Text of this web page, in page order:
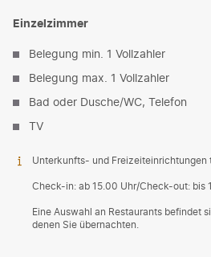
Einzelzimmer
Belegung min. 1 Vollzahler
Belegung max. 1 Vollzahler
Bad oder Dusche/WC, Telefon
TV
Unterkunfts- und Freizeiteinrichtungen
Check-in: ab 15.00 Uhr/Check-out: bis
Eine Auswahl an Restaurants befindet
denen Sie übernachten.